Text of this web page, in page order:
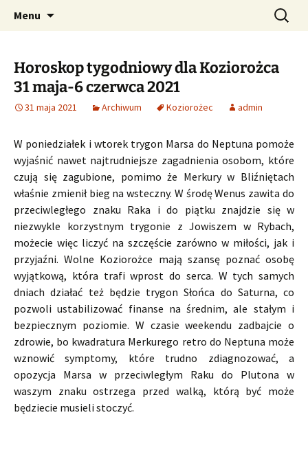
CzaroMarowy horoskop
dzienny, miesięczny i
tygodniowy
Profesjonalne przepowiednie astrologiczne
Menu Szukaj:
Horoskop tygodniowy dla Koziorożca
31 maja-6 czerwca 2021
31 maja 2021 Archiwum Koziorożec admin
W poniedziałek i wtorek trygon Marsa do Neptuna pomoże
wyjaśnić nawet najtrudniejsze zagadnienia osobom, które
czują się zagubione, pomimo że Merkury w Bliźniętach
właśnie zmienił bieg na wsteczny. W środę Wenus zawita do
przeciwległego znaku Raka i do piątku znajdzie się w
niezwykle korzystnym trygonie z Jowiszem w Rybach,
możecie więc liczyć na szczęście zarówno w miłości, jak i
przyjaźni. Wolne Koziorożce mają szansę poznać osobę
wyjątkową, która trafi wprost do serca. W tych samych
dniach działać też będzie trygon Słońca do Saturna, co
pozwoli ustabilizować finanse na średnim, ale stałym i
bezpiecznym poziomie. W czasie weekendu zadbajcie o
zdrowie, bo kwadratura Merkurego retro do Neptuna może
wznowić symptomy, które trudno zdiagnozować, a
opozycja Marsa w przeciwległym Raku do Plutona w
waszym znaku ostrzega przed walką, którą być może
będziecie musieli stoczyć.